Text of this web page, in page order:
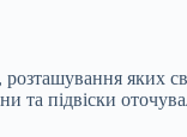
та підвіски